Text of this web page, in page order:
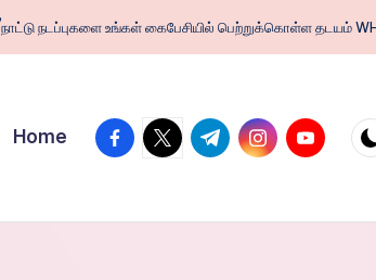
நாட்டு நடப்புகளை உங்கள் கைபேசியில் பெற்றுக்கொள்ள தடயம்
Home facebook.com
twitter.com
t.me instagram.com